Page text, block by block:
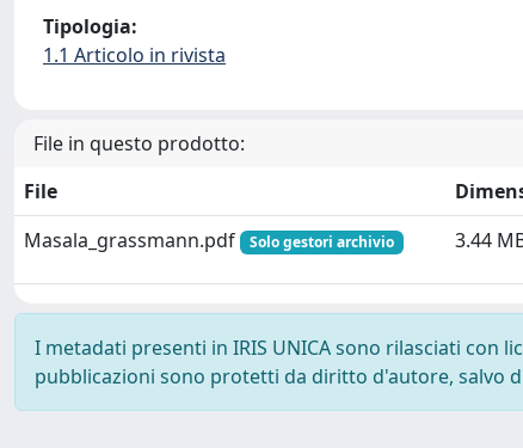
Tipologia:
1.1 Articolo in rivista
File in questo prodotto:
File
Masala_grassmann.pdf
Solo gestori archivio 3.44
I metadati presenti in IRIS UNICA sono rilasciati con
pubblicazioni sono protetti da diritto d'autore, salvo